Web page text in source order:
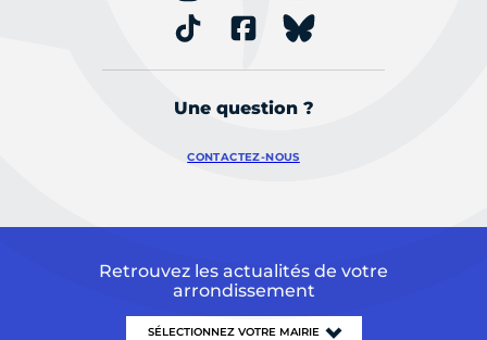
Une question ?
CONTACTEZ-NOUS
Retrouvez les actualités de votre
arrondissement